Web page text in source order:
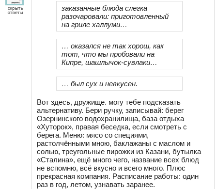
заказанные блюда слегка
разочаровали: приготовленный
на гриле халлуми…
… оказался не так хорош, как
тот, что мы пробовали на
Кипре, шашлычок-сувлаки…
… был сух и невкусен.
Вот здесь, дружище. могу тебе подсказать
альтернативу. Бери ручку, записывай: берег
Озернинского водохранилища, база отдыха
«Хуторок», правая беседка, если смотреть с
берега. Меню: мясо со специями,
растолчёнными мною, баклажаны с маслом и
солью, треугольные пирожки из Казани, бутылка
«Сталина», ещё много чего, название всех блюд
не вспомню, всё вкусно и всего много. Плюс
прекрасная компания. Расписание работы: один
раз в год, летом, узнавать заранее.